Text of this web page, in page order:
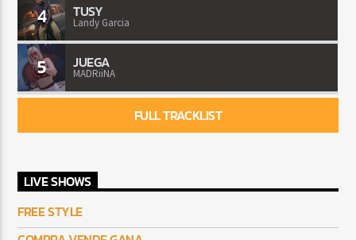
4 TUSY
Landy Garcia
5 JUEGA
MADRiiNA
FULL TRACKLIST
LIVE SHOWS
FREE STYLE